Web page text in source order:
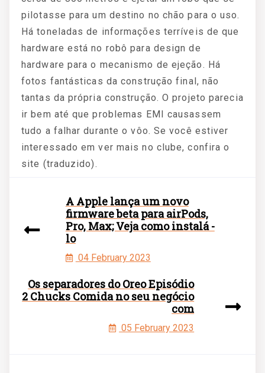
pilotasse para um destino no chão para o uso.
Há toneladas de informações terríveis de que
hardware está no robô para design de
hardware para o mecanismo de ejeção. Há
fotos fantásticas da construção final, não
tantas da própria construção. O projeto parecia
ir bem até que problemas EMI causassem
tudo a falhar durante o vôo. Se você estiver
interessado em ver mais no clube, confira o
site (traduzido).
A Apple lança um novo
firmware beta para airPods,
Pro, Max; Veja como instalá -
lo
04 February 2023
Os separadores do Oreo Episódio
2 Chucks Comida no seu negócio
com
05 February 2023